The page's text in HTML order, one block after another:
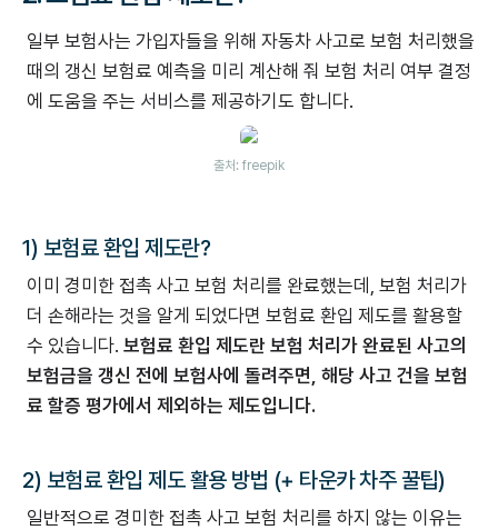
일부 보험사는 가입자들을 위해 자동차 사고로 보험 처리했을
때의 갱신 보험료 예측을 미리 계산해 줘 보험 처리 여부 결정
에 도움을 주는 서비스를 제공하기도 합니다.
출처: freepik
1) 보험료 환입 제도란?
이미 경미한 접촉 사고 보험 처리를 완료했는데, 보험 처리가
더 손해라는 것을 알게 되었다면 보험료 환입 제도를 활용할
수 있습니다. 보험료 환입 제도란 보험 처리가 완료된 사고의
보험금을 갱신 전에 보험사에 돌려주면, 해당 사고 건을 보험
료 할증 평가에서 제외하는 제도입니다.
2) 보험료 환입 제도 활용 방법 (+ 타운카 차주 꿀팁)
일반적으로 경미한 접촉 사고 보험 처리를 하지 않는 이유는